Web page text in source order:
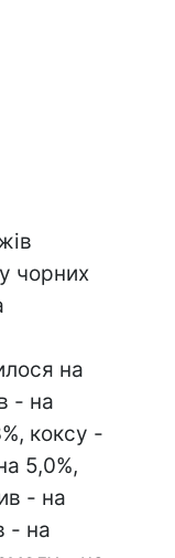
чорних
на
- на
коксу -
5,0%,
- на
- на